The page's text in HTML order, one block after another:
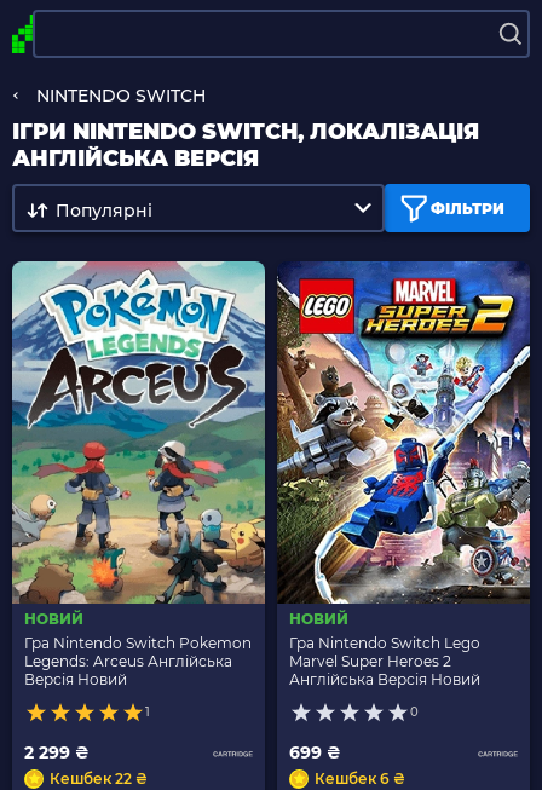
NINTENDO SWITCH
ІГРИ NINTENDO SWITCH, ЛОКАЛІЗАЦІЯ
АНГЛІЙСЬКА ВЕРСІЯ
ФІЛЬТРИ
Популярні
НОВИЙ
Гра Nintendo Switch Pokemon
Legends: Arceus Англійська
Версія Новий
1
2 299 ₴
Кешбек 22 ₴
НОВИЙ
Гра Nintendo Switch Lego
Marvel Super Heroes 2
Англійська Версія Новий
0
699 ₴
Кешбек 6 ₴